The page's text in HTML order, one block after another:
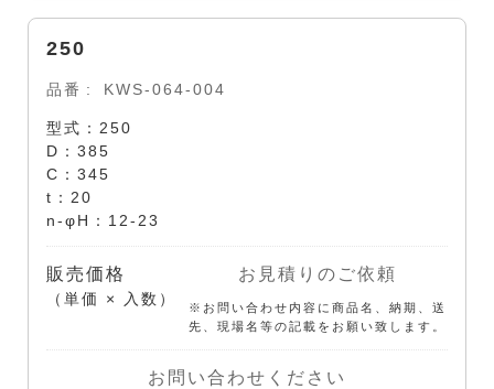
250
品番 KWS-064-004
型式：250
D：385
C：345
t：20
n-φH：12-23
販売価格
（単価 × 入数）
お見積りのご依頼
※お問い合わせ内容に商品名、納期、送
先、現場名等の記載をお願い致します。
お問い合わせください